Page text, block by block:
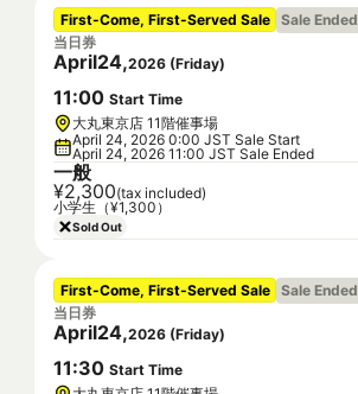
First-Come, First-Served Sale Sale Ended
当日券
April24,2026 (Friday)
11:00 Start Time
大丸東京店 11階催事場
April 24, 2026 0:00 JST Sale Start
April 24, 2026 11:00 JST Sale Ended
一般
¥2,300(tax included)
小学生（¥1,300）
Sold Out
First-Come, First-Served Sale Sale Ended
当日券
April24,2026 (Friday)
11:30 Start Time